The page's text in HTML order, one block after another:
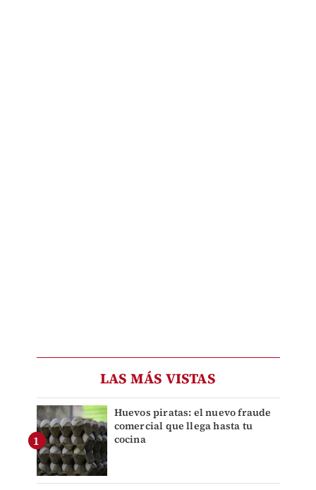
LAS MÁS VISTAS
Huevos piratas: el nuevo fraude
comercial que llega hasta tu
cocina